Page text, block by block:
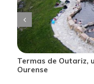
Termas de Outariz,
Ourense